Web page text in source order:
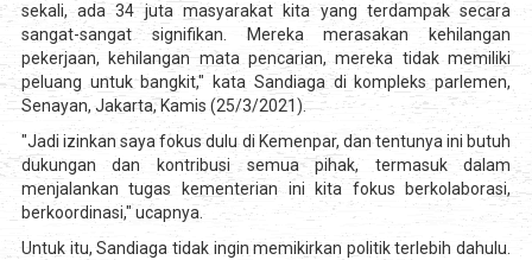
sekali, ada 34 juta masyarakat kita yang terdampak secara
sangat-sangat signifikan. Mereka merasakan kehilangan
pekerjaan, kehilangan mata pencarian, mereka tidak memiliki
peluang untuk bangkit," kata Sandiaga di kompleks parlemen,
Senayan, Jakarta, Kamis (25/3/2021).
"Jadi izinkan saya fokus dulu di Kemenpar, dan tentunya ini butuh
dukungan dan kontribusi semua pihak, termasuk dalam
menjalankan tugas kementerian ini kita fokus berkolaborasi,
berkoordinasi," ucapnya.
Untuk itu, Sandiaga tidak ingin memikirkan politik terlebih dahulu.